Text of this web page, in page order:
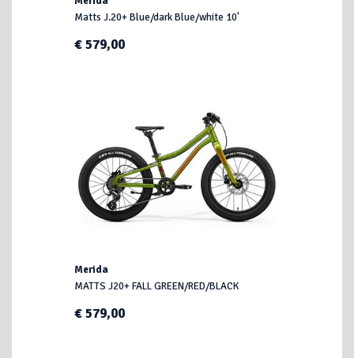
Matts J.20+ Blue/dark Blue/white 10'
€ 579,00
Merida
MATTS J20+ FALL GREEN/RED/BLACK
€ 579,00